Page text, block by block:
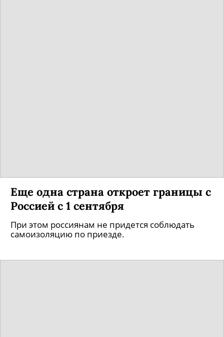
Еще одна страна откроет границы с
Россией с 1 сентября
При этом россиянам не придется соблюдать
самоизоляцию по приезде.